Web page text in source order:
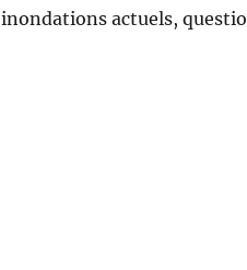
inondations actuels,